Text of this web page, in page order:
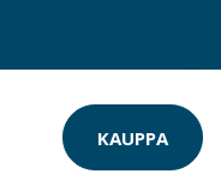
KAUPPA